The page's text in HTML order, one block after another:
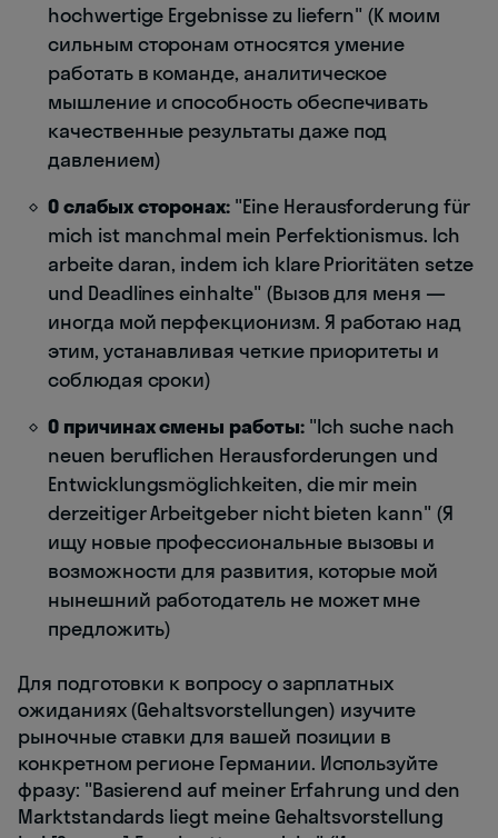
hochwertige Ergebnisse zu liefern" (К моим
сильным сторонам относятся умение
работать в команде, аналитическое
мышление и способность обеспечивать
качественные результаты даже под
давлением)
О слабых сторонах: "Eine Herausforderung für
mich ist manchmal mein Perfektionismus. Ich
arbeite daran, indem ich klare Prioritäten setze
und Deadlines einhalte" (Вызов для меня —
иногда мой перфекционизм. Я работаю над
этим, устанавливая четкие приоритеты и
соблюдая сроки)
О причинах смены работы:"Ich suche nach
neuen beruflichen Herausforderungen und
Entwicklungsmöglichkeiten, die mir mein
derzeitiger Arbeitgeber nicht bieten kann" (Я
ищу новые профессиональные вызовы и
возможности для развития, которые мой
нынешний работодатель не может мне
предложить)
Для подготовки к вопросу о зарплатных
ожиданиях (Gehaltsvorstellungen) изучите
рыночные ставки для вашей позиции в
конкретном регионе Германии. Используйте
фразу: "Basierend auf meiner Erfahrung und den
Marktstandards liegt meine Gehaltsvorstellung